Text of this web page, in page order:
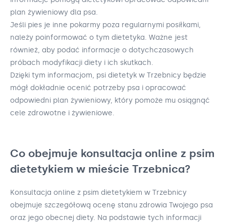
plan żywieniowy dla psa.
Jeśli pies je inne pokarmy poza regularnymi posiłkami,
należy poinformować o tym dietetyka. Ważne jest
również, aby podać informacje o dotychczasowych
próbach modyfikacji diety i ich skutkach.
Dzięki tym informacjom, psi dietetyk w Trzebnicy będzie
mógł dokładnie ocenić potrzeby psa i opracować
odpowiedni plan żywieniowy, który pomoże mu osiągnąć
cele zdrowotne i żywieniowe.
Co obejmuje konsultacja online z psim
dietetykiem w mieście Trzebnica?
Konsultacja online z psim dietetykiem w Trzebnicy
obejmuje szczegółową ocenę stanu zdrowia Twojego psa
oraz jego obecnej diety. Na podstawie tych informacji